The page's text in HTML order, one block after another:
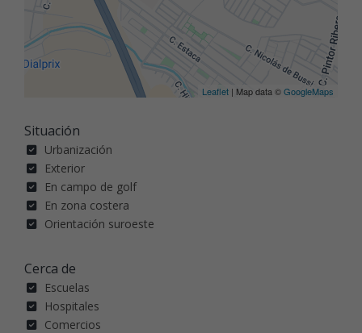
Leaflet | Map data ©GoogleMaps
Situación
Urbanización
Exterior
En campo de golf
En zona costera
Orientación suroeste
Cerca de
Escuelas
Hospitales
Comercios